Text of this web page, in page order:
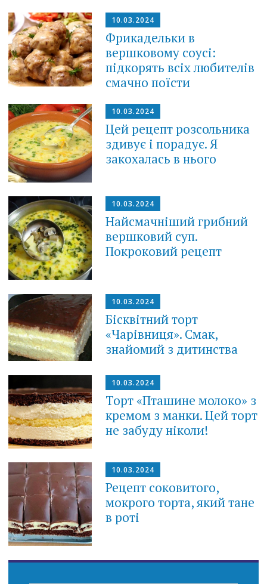
10.03.2024
Фрикадельки в
вершковому соусі:
підкорять всіх любителів
смачно поїсти
10.03.2024
Цей рецепт розсольника
здивує і порадує. Я
закохалась в нього
10.03.2024
Найсмачніший грибний
вершковий суп.
Покроковий рецепт
10.03.2024
Бісквітний торт
«Чарівниця». Смак,
знайомий з дитинства
10.03.2024
Торт «Пташине молоко» з
кремом з манки. Цей торт
не забуду ніколи!
10.03.2024
Рецепт соковитого,
мокрого торта, який тане
в роті